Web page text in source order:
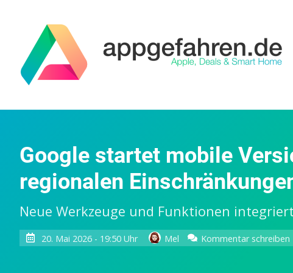
Google startet mobile
regionalen
Neue Werkzeuge und Funktionen integriert
20. Mai 2026 - 19:50 Uhr Mel Kommentar schreiben